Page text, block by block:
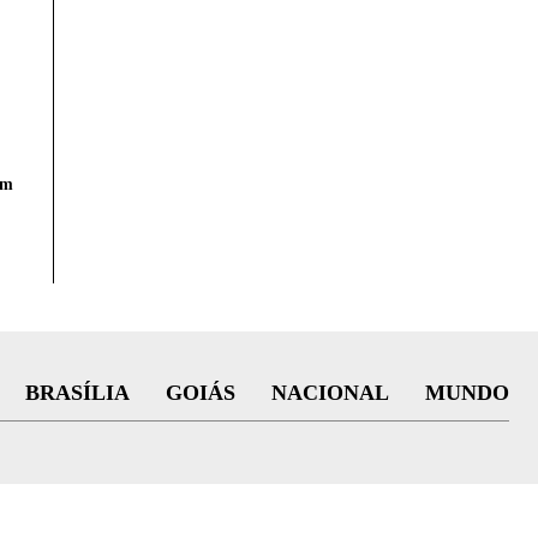
BRASÍLIA GOIÁS NACIONAL MUNDO